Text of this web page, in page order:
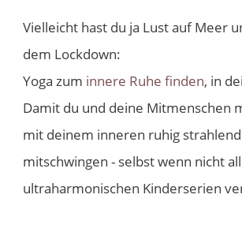
Vielleicht hast du ja Lust auf Meer
dem Lockdown:
Yoga zum innere Ruhe finden, in
Damit du und deine Mitmenschen
mit deinem inneren ruhig
mitschwingen - selbst wenn nicht
ultraharmonischen Kinderserien